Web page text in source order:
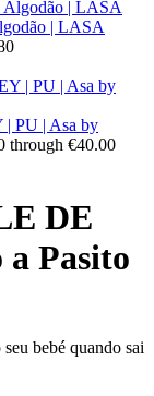
| LASA
| PU | Asa by
through €40.00
DE
a Pasito
bebé quando sai